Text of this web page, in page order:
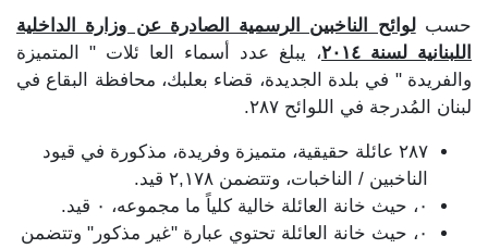
حسبلوائح الناخبين الرسمية الصادرة عن وزارة الداخلية
اللبنانية لسنة ٢٠١٤
، يبلغ عدد أسماء العا ئلات " المتميزة
والفريدة " في بلدة الجديدة، قضاء بعلبك، محافظة البقاع في
لبنان المُدرجة في اللوائح ٢٨٧.
٢٨٧ عائلة حقيقية، متميزة وفريدة، مذكورة في قيود
الناخبين / الناخبات، وتتضمن ٢,١٧٨ قيد.
٠، حيث خانة العائلة خالية كلياً ما مجموعه، ٠ قيد.
٠، حيث خانة العائلة تحتوي عبارة "غير مذكور" وتتضمن